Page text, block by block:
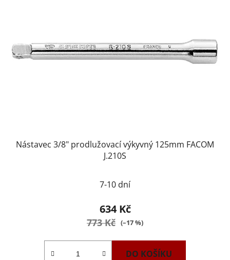
Nástavec 3/8" prodlužovací výkyvný 125mm FACOM
J.210S
7-10 dní
634 Kč
773 Kč (–17 %)
DO KOŠÍKU